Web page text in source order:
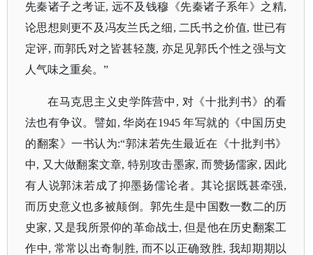
先秦诸子之考证, 远不及钱穆《先秦诸子系年》之精,
论思想则更不及冯友兰氏之细, 二氏书之价值, 世已有
定评, 而郭氏对之皆甚轻蔑, 亦足见郭氏个性之强与文
人气味之重矣。”
在马克思主义史学阵营中 , 对《十批判书》的看
法也有争议。譬如, 华岗在1945 年写就的《中国历史
的翻案》一书认为:“郭沫若先生最近在《十批判书》
中, 又大做翻案文章, 特别攻击墨家, 而赞扬儒家, 因此
有人说郭沫若成了抑墨扬儒论者。其论据既甚牵强,
而历史意义也多被颠倒。郭先生是中国数一数二的历
史家, 又是我所景仰的革命战士, 但是他在历史翻案工
作中, 常常以出奇制胜, 而不以正确致胜, 我却期期以